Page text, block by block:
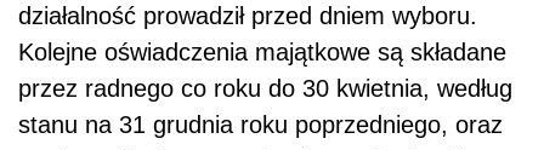
działalność prowadził przed dniem wyboru.
Kolejne oświadczenia majątkowe są składane
przez radnego co roku do 30 kwietnia, według
stanu na 31 grudnia roku poprzedniego, oraz